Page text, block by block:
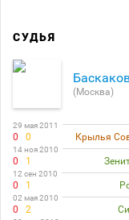
СУДЬЯ
(Москва)
29 мая 2011
0 0 Крылья
14 ноя 2010
0 1
12 сен 2010
0 1
02 мая 2010
0 2